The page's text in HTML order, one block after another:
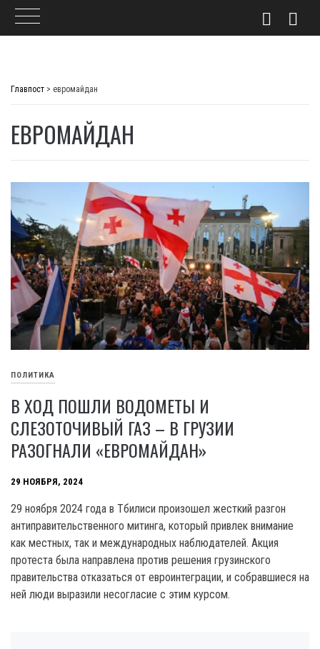
Главпост > евромайдан
ЕВРОМАЙДАН
ПОЛИТИКА
В ХОД ПОШЛИ ВОДОМЕТЫ И
СЛЕЗОТОЧИВЫЙ ГАЗ – В ГРУЗИИ
РАЗОГНАЛИ «ЕВРОМАЙДАН»
29 НОЯБРЯ, 2024
29 ноября 2024 года в Тбилиси произошел жесткий разгон
антиправительственного митинга, который привлек внимание
как местных, так и международных наблюдателей. Акция
протеста была направлена против решения грузинского
правительства отказаться от евроинтеграции, и собравшиеся на
ней люди выразили несогласие с этим курсом.